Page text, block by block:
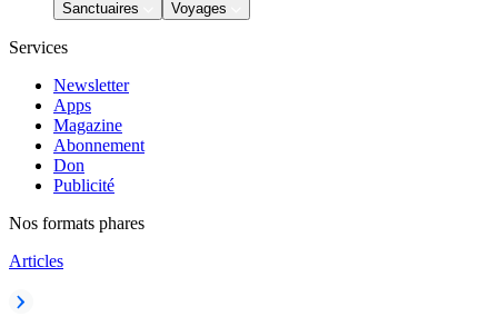
Sanctuaires
Voyages
Services
Newsletter
Apps
Magazine
Abonnement
Don
Publicité
Nos formats phares
Articles